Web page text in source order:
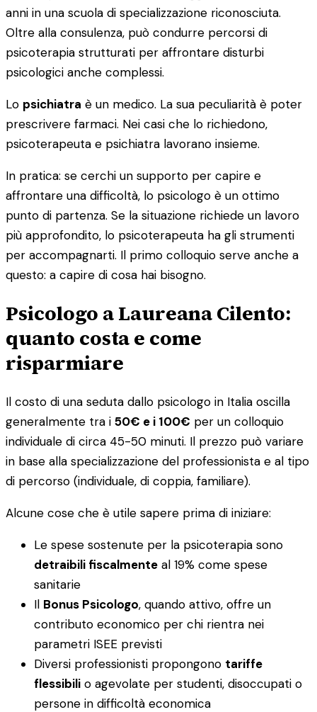
anni in una scuola di specializzazione riconosciuta.
Oltre alla consulenza, può condurre percorsi di
psicoterapia strutturati per affrontare disturbi
psicologici anche complessi.
Lo psichiatra è un medico. La sua peculiarità è poter
prescrivere farmaci. Nei casi che lo richiedono,
psicoterapeuta e psichiatra lavorano insieme.
In pratica: se cerchi un supporto per capire e
affrontare una difficoltà, lo psicologo è un ottimo
punto di partenza. Se la situazione richiede un lavoro
più approfondito, lo psicoterapeuta ha gli strumenti
per accompagnarti. Il primo colloquio serve anche a
questo: a capire di cosa hai bisogno.
Psicologo a Laureana Cilento:
quanto costa e come
risparmiare
Il costo di una seduta dallo psicologo in Italia oscilla
generalmente tra i 50€ e i 100€ per un colloquio
individuale di circa 45-50 minuti. Il prezzo può variare
in base alla specializzazione del professionista e al tipo
di percorso (individuale, di coppia, familiare).
Alcune cose che è utile sapere prima di iniziare:
Le spese sostenute per la psicoterapia sono
detraibili fiscalmente al 19% come spese
sanitarie
Il Bonus Psicologo, quando attivo, offre un
contributo economico per chi rientra nei
parametri ISEE previsti
Diversi professionisti propongono tariffe
flessibili o agevolate per studenti, disoccupati o
persone in difficoltà economica